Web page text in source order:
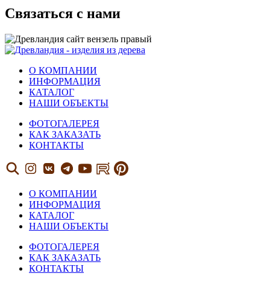
Связаться с нами
О КОМПАНИИ
ИНФОРМАЦИЯ
КАТАЛОГ
НАШИ ОБЪЕКТЫ
ФОТОГАЛЕРЕЯ
КАК ЗАКАЗАТЬ
КОНТАКТЫ
О КОМПАНИИ
ИНФОРМАЦИЯ
КАТАЛОГ
НАШИ ОБЪЕКТЫ
ФОТОГАЛЕРЕЯ
КАК ЗАКАЗАТЬ
КОНТАКТЫ